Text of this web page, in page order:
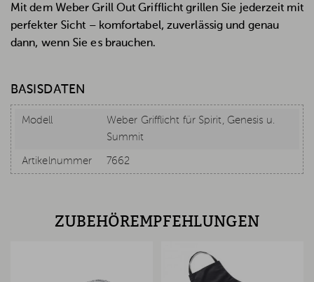
Mit dem Weber Grill Out Grifflicht grillen Sie jederzeit mit
perfekter Sicht – komfortabel, zuverlässig und genau
dann, wenn Sie es brauchen.
BASISDATEN
Modell
Weber Grifflicht für Spirit, Genesis u.
Summit
Artikelnummer 7662
ZUBEHÖREMPFEHLUNGEN